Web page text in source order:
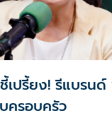
ปรี้ยง! รีแบรน
ครอบครัว